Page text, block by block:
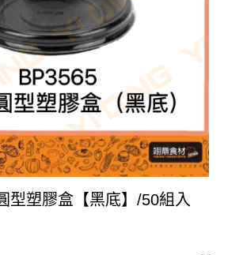
型塑膠盒【黑底】/50組入